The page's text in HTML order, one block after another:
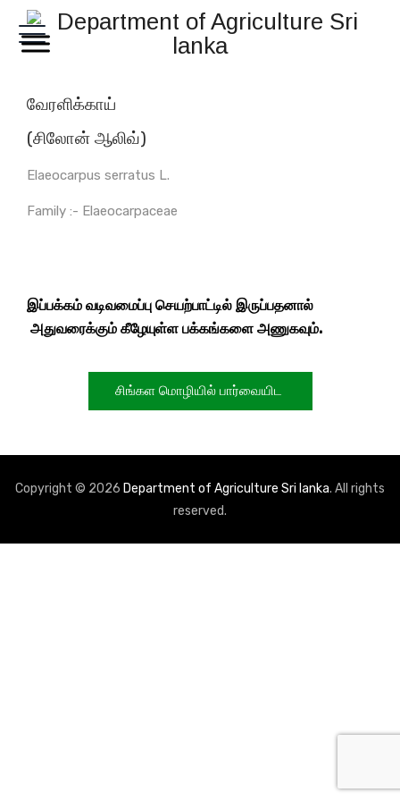
வேரளிக்காய்
(சிலோன் ஆலிவ்)
Elaeocarpus serratus L.
Family :- Elaeocarpaceae
இப்பக்கம் வடிவமைப்பு செயற்பாட்டில் இருப்பதனால்
அதுவரைக்கும் கீழேயுள்ள பக்கங்களை அணுகவும்.
சிங்கள மொழியில் பார்வையிட
Copyright © 2026 Department of Agriculture Sri lanka. All rights
reserved.